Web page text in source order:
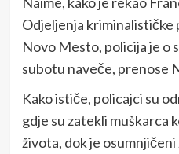
Odjeljenja kriminalističke
Novo Mesto, policija je o
subotu naveče, prenose
Kako ističe, policajci su
gdje su zatekli muškarca
života, dok je